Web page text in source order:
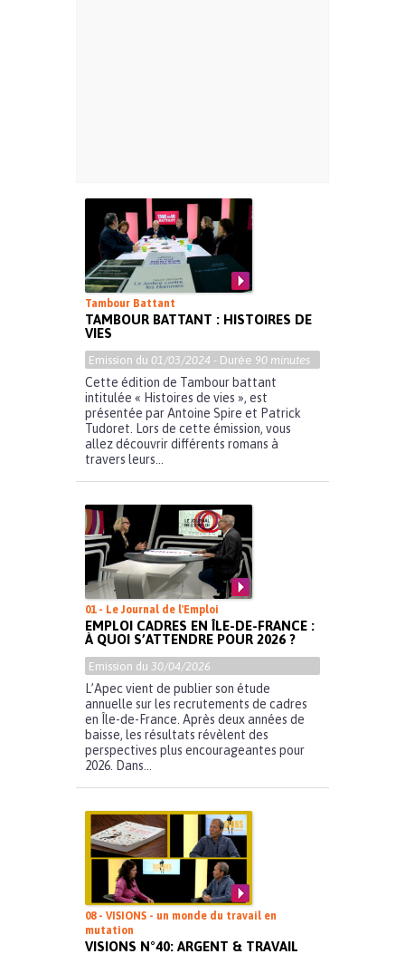
Tambour Battant
TAMBOUR BATTANT : HISTOIRES DE
VIES
Emission du 01/03/2024 - Durée 90 minutes
Cette édition de Tambour battant
intitulée « Histoires de vies », est
présentée par Antoine Spire et Patrick
Tudoret. Lors de cette émission, vous
allez découvrir différents romans à
travers leurs...
01 - Le Journal de l'Emploi
EMPLOI CADRES EN ÎLE-DE-FRANCE :
À QUOI S’ATTENDRE POUR 2026 ?
Emission du 30/04/2026
L’Apec vient de publier son étude
annuelle sur les recrutements de cadres
en Île-de-France. Après deux années de
baisse, les résultats révèlent des
perspectives plus encourageantes pour
2026. Dans...
08 - VISIONS - un monde du travail en
mutation
VISIONS N°40: ARGENT & TRAVAIL